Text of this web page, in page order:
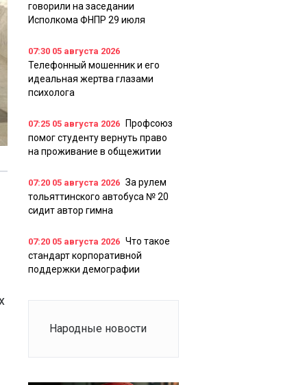
говорили на заседании
Исполкома ФНПР 29 июля
07:30 05 августа 2026
Телефонный мошенник и его
идеальная жертва глазами
психолога
07:25 05 августа 2026
Профсоюз
помог студенту вернуть право
на проживание в общежитии
07:20 05 августа 2026 За рулем
тольяттинского автобуса № 20
сидит автор гимна
07:20 05 августа 2026 Что такое
стандарт корпоративной
поддержки демографии
Народные новости